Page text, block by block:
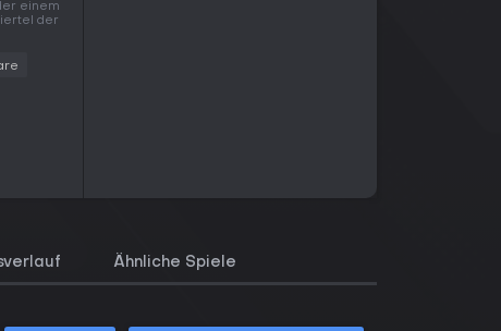
einem
der
Ähnliche Spiele